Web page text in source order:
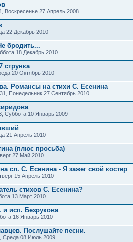
Воскресенье 27 Апрель 2008
22 Декабрь 2010
бродить...
18 Декабрь 2010
струнка
20 Октябрь 2010
Романсы на стихи С. Есенина
Понедельник 27 Сентябрь 2010
Суббота 10 Январь 2009
21 Апрель 2010
(плюс просьба)
27 Май 2010
сл. С. Есенина - Я зажег свой костер
15 Апрель 2010
стихов С. Есенина?
13 Март 2010
и исп. Безрукова
16 Январь 2010
Послушайте песни.
Среда 08 Июль 2009